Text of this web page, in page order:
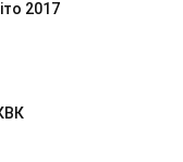
2017